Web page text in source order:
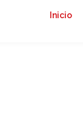
Inicio